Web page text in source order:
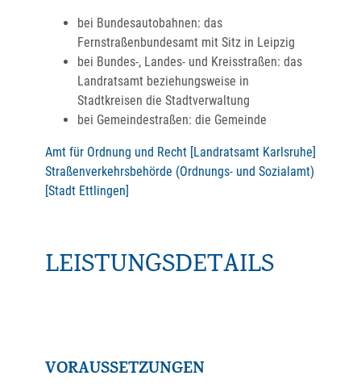
bei Bundesautobahnen: das
Fernstraßenbundesamt mit Sitz in Leipzig
bei Bundes-, Landes- und Kreisstraßen: das
Landratsamt beziehungsweise in
Stadtkreisen die Stadtverwaltung
bei Gemeindestraßen: die Gemeinde
Amt für Ordnung und Recht [Landratsamt Karlsruhe]
Straßenverkehrsbehörde (Ordnungs- und Sozialamt)
[Stadt Ettlingen]
LEISTUNGSDETAILS
VORAUSSETZUNGEN